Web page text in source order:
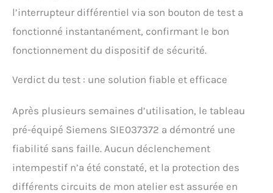
l’interrupteur différentiel via son bouton de test a
fonctionné instantanément, confirmant le bon
fonctionnement du dispositif de sécurité.
Verdict du test : une solution fiable et efficace
Après plusieurs semaines d’utilisation, le tableau
pré-équipé Siemens SIE037372 a démontré une
fiabilité sans faille. Aucun déclenchement
intempestif n’a été constaté, et la protection des
différents circuits de mon atelier est assurée en